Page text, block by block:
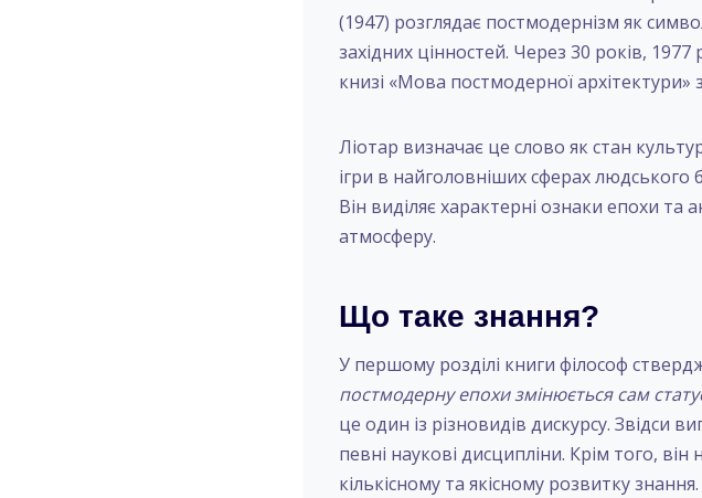
(1947) розглядає постмодернізм як
західних цінностей. Через 30 років,
книзі «Мова постмодерної
Ліотар визначає це слово як стан
ігри в найголовніших сферах людського
Він виділяє характерні ознаки епохи
атмосферу.
Що таке знання?
У першому розділі книги філософ
постмодерну епохи змінюється сам
це один із різновидів дискурсу. Звідси
певні наукові дисципліни. Крім того, він
кількісному та якісному розвитку